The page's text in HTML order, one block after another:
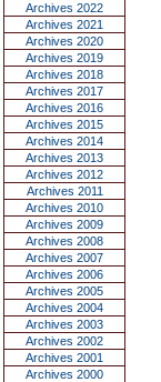
Archives 2022
Archives 2021
Archives 2020
Archives 2019
Archives 2018
Archives 2017
Archives 2016
Archives 2015
Archives 2014
Archives 2013
Archives 2012
Archives 2011
Archives 2010
Archives 2009
Archives 2008
Archives 2007
Archives 2006
Archives 2005
Archives 2004
Archives 2003
Archives 2002
Archives 2001
Archives 2000